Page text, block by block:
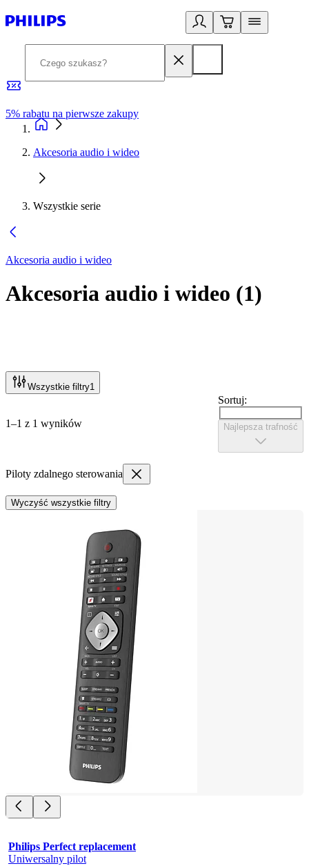
5% rabatu na pierwsze zakupy
Akcesoria audio i wideo
Wszystkie serie
Akcesoria audio i wideo
Akcesoria audio i wideo (1)
Wszystkie filtry1
1–1 z 1 wyników
Sortuj:
Najlepsza trafność
Piloty zdalnego sterowania
Wyczyść wszystkie filtry
Philips Perfect replacement
Uniwersalny pilot